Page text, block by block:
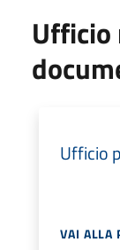
Ufficio
Ufficio
VAI ALLA